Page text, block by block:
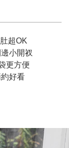
超OK
小開衩
更方便
好看